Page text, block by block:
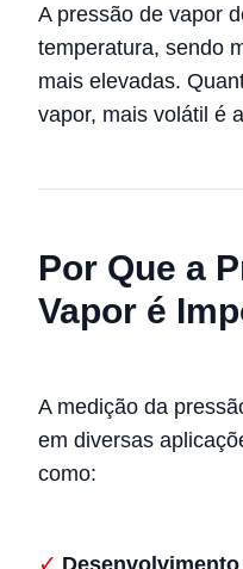
A pressão de vapor
temperatura, sendo
mais elevadas.
vapor, mais volátil é
Por Que a
Vapor é
A medição da
em diversas
como: